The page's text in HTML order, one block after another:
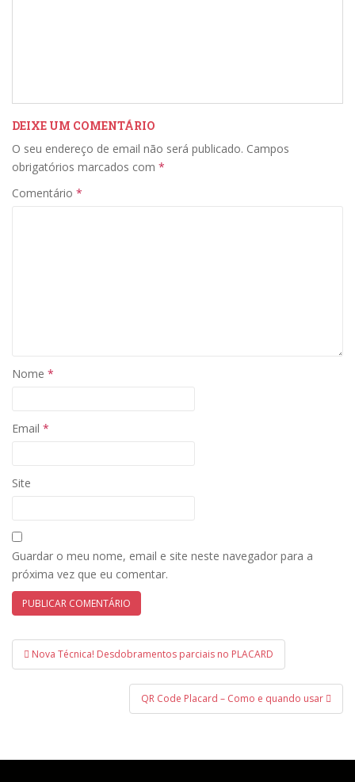
DEIXE UM COMENTÁRIO
O seu endereço de email não será publicado. Campos
obrigatórios marcados com *
Comentário *
Nome *
Email *
Site
Guardar o meu nome, email e site neste navegador para a
próxima vez que eu comentar.
Navegação
de
Nova Técnica! Desdobramentos parciais no PLACARD
QR Code Placard – Como e quando usar